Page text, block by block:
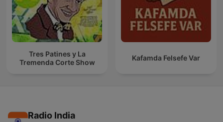
Tres Patines y La
Tremenda Corte Show
Kafamda Felsefe Var
Radio India